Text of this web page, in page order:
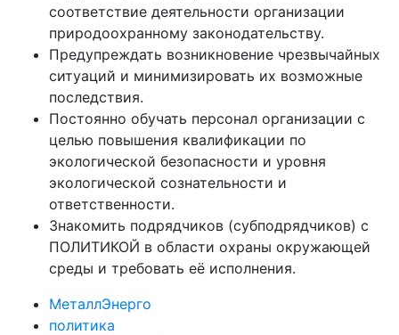
соответствие деятельности организации
природоохранному законодательству.
Предупреждать возникновение чрезвычайных
ситуаций и минимизировать их возможные
последствия.
Постоянно обучать персонал организации с
целью повышения квалификации по
экологической безопасности и уровня
экологической сознательности и
ответственности.
Знакомить подрядчиков (субподрядчиков) с
ПОЛИТИКОЙ в области охраны окружающей
среды и требовать её исполнения.
МеталлЭнерго
политика